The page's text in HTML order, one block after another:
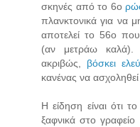
σκηνές από το 6ο
πλανκτονικά για να
αποτελεί το 56ο
(αν μετράω καλά).
ακριβώς, βόσκει
κανένας να
Η είδηση είναι ότι το
ξαφνικά στο